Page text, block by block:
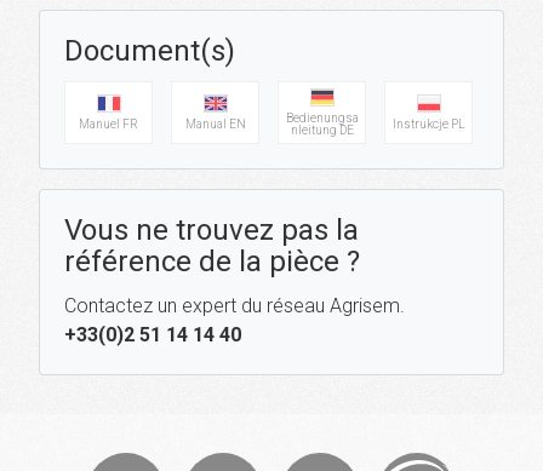
Document(s)
Manuel FR Manual EN
Bedienungsa
nleitung DE
Instrukcje PL
Vous ne trouvez pas la
référence de la pièce ?
Contactez un expert du réseau Agrisem.
+33(0)2 51 14 14 40